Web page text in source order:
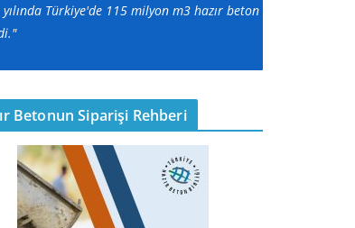
Türkiye'de 115 milyon m3 hazır beton
Betonun Siparişi Rehberi